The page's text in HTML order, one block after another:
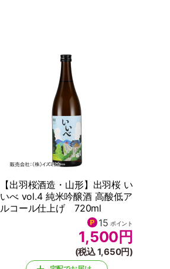
【出羽桜酒造・山形】出羽桜 い
いべ vol.4 純米吟醸酒 高酸低ア
ルコール仕上げ 720ml
15 ポイント
1,500 円
(税込 1,650円)